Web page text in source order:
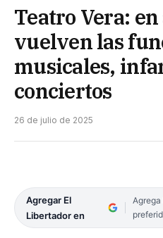
Teatro Vera: en
vuelven las
musicales,
conciertos
26 de julio de 2025
Agregar El
Libertador en
Agrega